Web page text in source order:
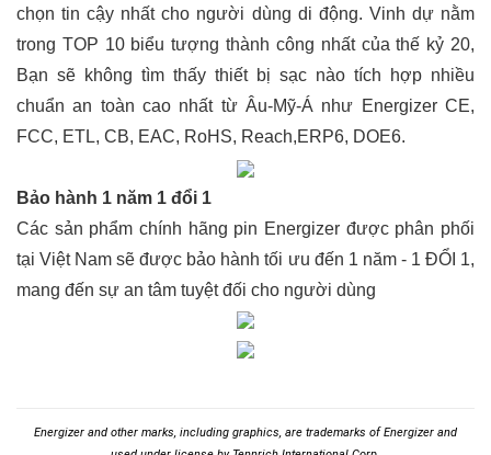
chọn tin cậy nhất cho người dùng di động. Vinh dự nằm
trong TOP 10 biểu tượng thành công nhất của thế kỷ 20,
Bạn sẽ không tìm thấy thiết bị sạc nào tích hợp nhiều
chuẩn an toàn cao nhất từ Âu-Mỹ-Á như Energizer CE,
FCC, ETL, CB, EAC, RoHS, Reach,ERP6, DOE6.
Bảo hành 1 năm 1 đổi 1
Các sản phẩm chính hãng pin Energizer được phân phối
tại Việt Nam sẽ được bảo hành tối ưu đến 1 năm - 1 ĐỔI 1,
mang đến sự an tâm tuyệt đối cho người dùng
Energizer and other marks, including graphics, are trademarks of Energizer and